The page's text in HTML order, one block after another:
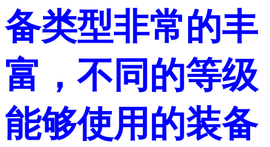
备类型非常的丰
富，不同的等级
能够使用的装备